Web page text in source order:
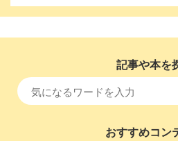
記事や本を
おすすめコン